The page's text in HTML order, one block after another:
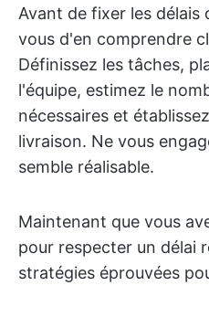
Avant de fixer les délais
vous d'en comprendre
Définissez les tâches,
l'équipe, estimez le
nécessaires et
livraison. Ne vous
semble réalisable.
Maintenant que vous
pour respecter un délai
stratégies éprouvées